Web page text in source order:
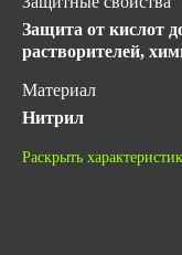
Защита от кислот
растворителей,
Материал
Нитрил
Длина, мм
Раскрыть